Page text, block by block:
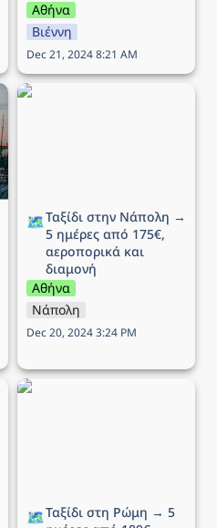
Αθήνα
Βιέννη
Dec 21, 2024 8:21 AM
Ταξίδι στην Νάπολη → 5
🗺️Ταξίδι στην Νάπολη →
5 ημέρες από 175€,
αεροπορικά και
διαμονή
Αθήνα
Νάπολη
Dec 20, 2024 3:24 PM
Ταξίδι στη Ρώμη → 5
🗺️Ταξίδι στη Ρώμη → 5